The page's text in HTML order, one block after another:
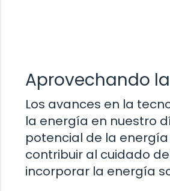
Aprovechando
Los avances en la
la energía en nuestro
potencial de la
contribuir al cuidado
incorporar la energía